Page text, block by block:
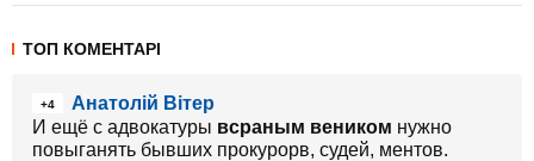
ТОП КОМЕНТАРІ
+4
Анатолій Вітер
И ещё с адвокатуры всраным веником нужно
повыганять бывших прокурорв, судей, ментов.